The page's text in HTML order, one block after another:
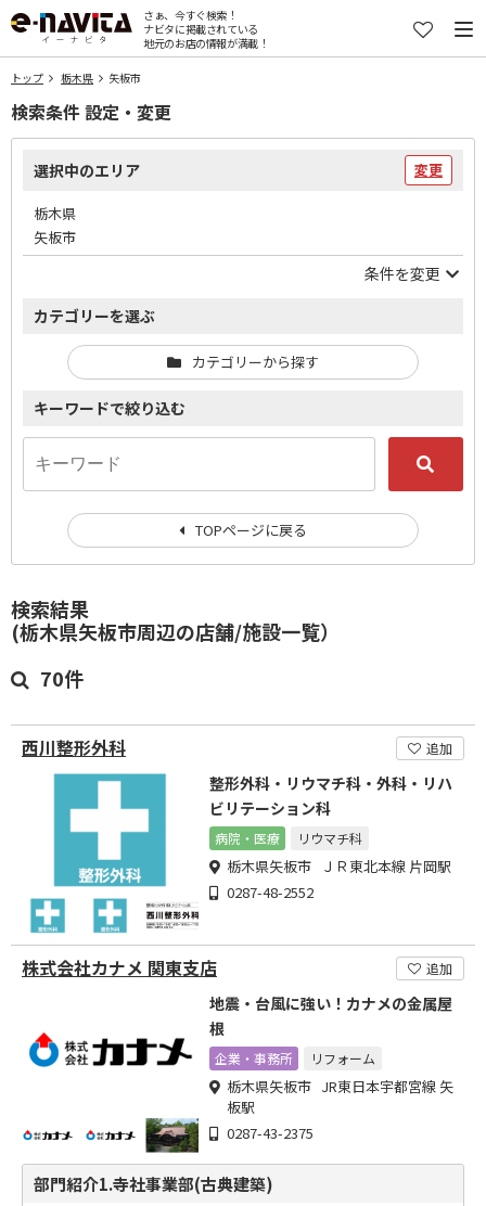
さぁ、今すぐ検索！
ナビタに掲載されている
地元のお店の情報が満載！
トップ 栃木県 矢板市
検索結果
(栃木県矢板市周辺の店舗/施設一覧）
70件
西川整形外科 追加
整形外科・リウマチ科・外科・リハ
ビリテーション科
病院・医療 リウマチ科
栃木県矢板市 ＪＲ東北本線 片岡駅
0287-48-2552
株式会社カナメ 関東支店 追加
地震・台風に強い！カナメの金属屋
根
企業・事務所 リフォーム
栃木県矢板市 JR東日本宇都宮線 矢
板駅
0287-43-2375
部門紹介1.寺社事業部(古典建築)
検索条件 設定・変更
選択中のエリア 変更
栃木県
矢板市
条件を変更
カテゴリーを選ぶ
カテゴリーから探す
キーワードで絞り込む
TOPページに戻る